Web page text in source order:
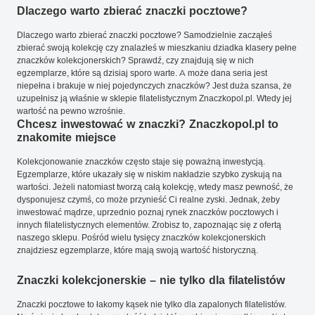
Dlaczego warto zbierać znaczki pocztowe?
Dlaczego warto zbierać znaczki pocztowe? Samodzielnie zacząłeś
zbierać swoją kolekcję czy znalazłeś w mieszkaniu dziadka klasery pełne
znaczków kolekcjonerskich? Sprawdź, czy znajdują się w nich
egzemplarze, które są dzisiaj sporo warte. A może dana seria jest
niepełna i brakuje w niej pojedynczych znaczków? Jest duża szansa, że
uzupełnisz ją właśnie w sklepie filatelistycznym Znaczkopol.pl. Wtedy jej
wartość na pewno wzrośnie.
Chcesz inwestować w znaczki? Znaczkopol.pl to
znakomite miejsce
Kolekcjonowanie znaczków często staje się poważną inwestycją.
Egzemplarze, które ukazały się w niskim nakładzie szybko zyskują na
wartości. Jeżeli natomiast tworzą całą kolekcję, wtedy masz pewność, że
dysponujesz czymś, co może przynieść Ci realne zyski. Jednak, żeby
inwestować mądrze, uprzednio poznaj rynek znaczków pocztowych i
innych filatelistycznych elementów. Zrobisz to, zapoznając się z ofertą
naszego sklepu. Pośród wielu tysięcy znaczków kolekcjonerskich
znajdziesz egzemplarze, które mają swoją wartość historyczną.
Znaczki kolekcjonerskie – nie tylko dla filatelistów
Znaczki pocztowe to łakomy kąsek nie tylko dla zapalonych filatelistów.